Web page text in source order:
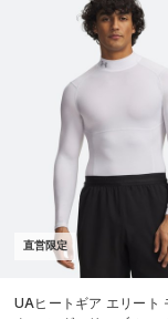
直営限定
UAヒートギア エリート